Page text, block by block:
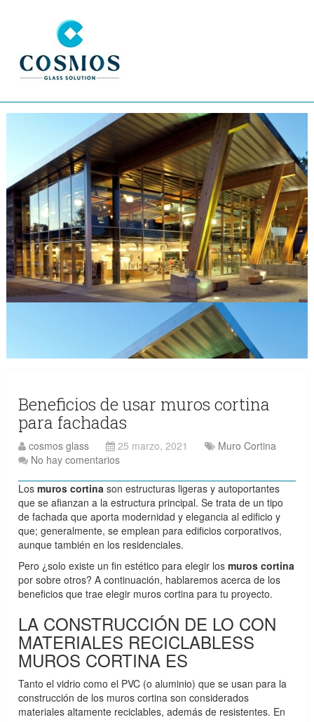
Beneficios de usar muros cortina
para fachadas
cosmos glass 25 marzo, 2021
Muro Cortina
No hay comentarios
Losmuros cortinason estructuras ligeras y autoportantes
que se afianzan a la estructura principal. Se trata de un tipo
de fachada que aporta modernidad y elegancia al edificio y
que; generalmente, se emplean para edificios corporativos,
aunque también en los residenciales.
Pero ¿solo existe un fin estético para elegir losmuros cortina
por sobre otros? A continuación, hablaremos acerca de los
beneficios que trae elegir muros cortina para tu proyecto.
LA CONSTRUCCIÓN DE LO CON
MATERIALES RECICLABLESS
MUROS CORTINA ES
Tanto el vidrio como el PVC (o aluminio) que se usan para la
construcción de los muros cortina son considerados
materiales altamente reciclables, además de resistentes. En